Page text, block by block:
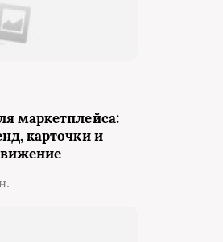
маркетплейса:
карточки и